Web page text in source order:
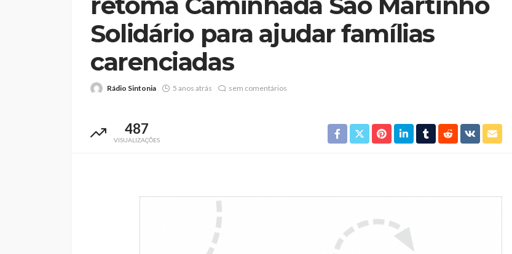
Solidário para ajudar famílias
carenciadas
Rádio Sintonia 5 anos atrás sem comentários
487
VISUALIZAÇÕESBeeceler na primeira etapa
mulher talvez tenha sido
uma das primeiras